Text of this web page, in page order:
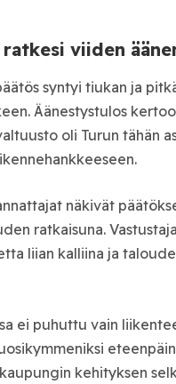
ratkesi viiden
syntyi tiukan ja
Äänestystulos
oli Turun tähän
näkivät
ratkaisuna.
liian kalliina ja
ei puhuttu vain
kehityksen